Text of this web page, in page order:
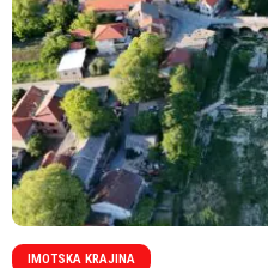
IMOTSKA KRAJINA